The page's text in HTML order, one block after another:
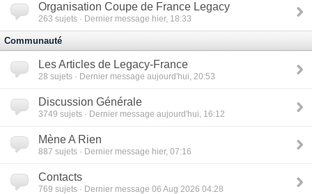
Organisation Coupe de France Legacy
263 sujets · Dernier message hier, 18:33
Communauté
Les Articles de Legacy-France
28 sujets · Dernier message aujourd'hui, 20:53
Discussion Générale
3749 sujets · Dernier message aujourd'hui, 16:12
Mène A Rien
887 sujets · Dernier message hier, 07:16
Contacts
769 sujets · Dernier message 06 Aug 2026 04:28